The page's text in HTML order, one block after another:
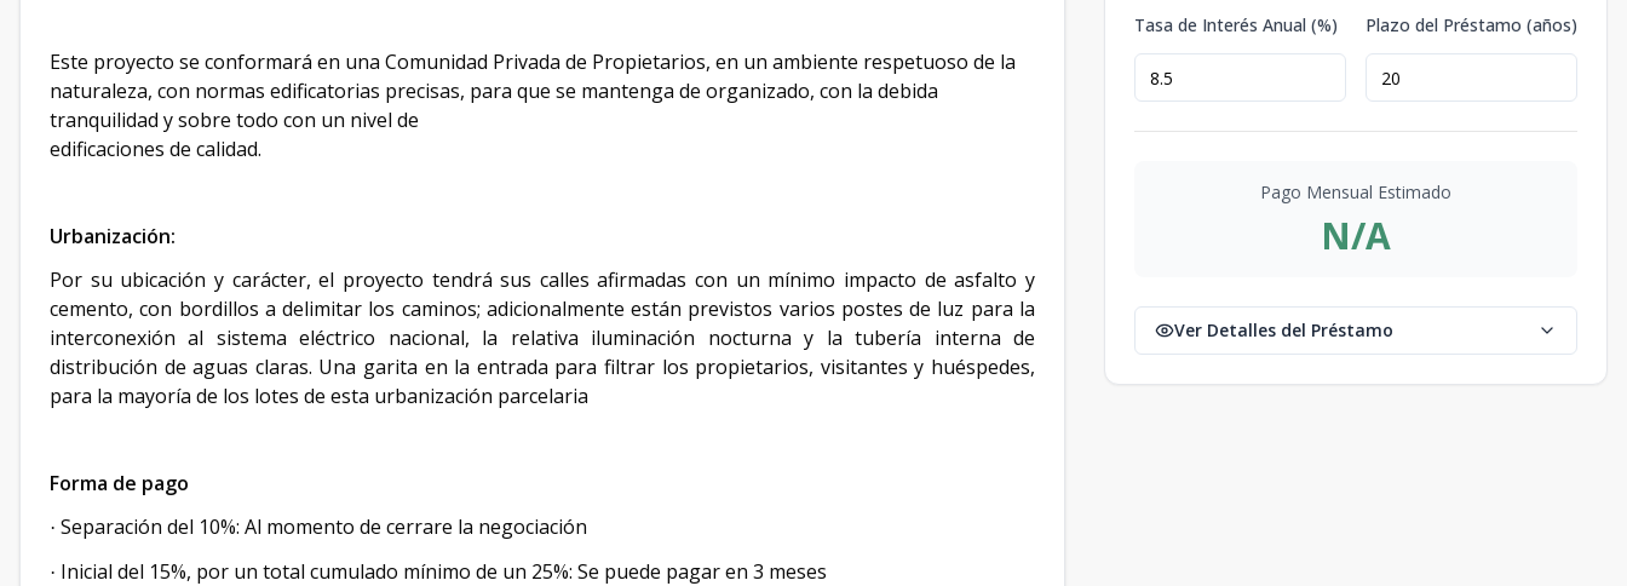
Este proyecto se conformará en una Comunidad Privada de Propietarios, en un ambiente respetuoso de la
naturaleza, con normas edificatorias precisas, para que se mantenga de organizado, con la debida
tranquilidad y sobre todo con un nivel de
edificaciones de calidad.
Urbanización:
Por su ubicación y carácter, el proyecto tendrá sus calles afirmadas con un mínimo impacto de asfalto y
cemento, con bordillos a delimitar los caminos; adicionalmente están previstos varios postes de luz para la
interconexión al sistema eléctrico nacional, la relativa iluminación nocturna y la tubería interna de
distribución de aguas claras. Una garita en la entrada para filtrar los propietarios, visitantes y huéspedes,
para la mayoría de los lotes de esta urbanización parcelaria
Forma de pago
· Separación del 10%: Al momento de cerrare la negociación
· Inicial del 15%, por un total cumulado mínimo de un 25%: Se puede pagar en 3 meses
Tasa de Interés Anual (%) Plazo del Préstamo (años)
Pago Mensual Estimado
N/A
Ver Detalles del Préstamo